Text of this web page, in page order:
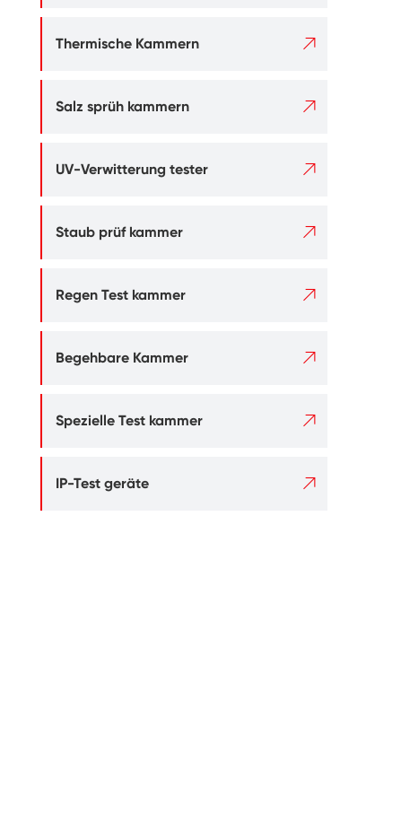
Thermische Kammern 
Salz sprüh kammern 
UV-Verwitterung tester 
Staub prüf kammer 
Regen Test kammer 
Begehbare Kammer 
Spezielle Test kammer 
IP-Test geräte 